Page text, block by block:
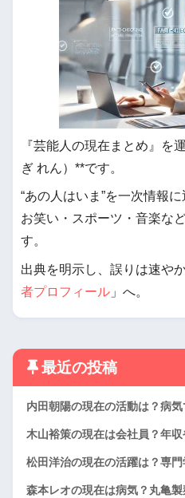
『芸能人の現在まとめ』を
ぎ れん）**です。
“あの人はいま”を一次情報
お笑い・スポーツ・音楽な
す。
出典を明示し、誤りは速や
者プロフィール 」へ。
最近の投稿
内田朝陽の現在の活動は？病
木山裕策の現在は会社員？年
松田洋治の現在の活躍は？専
森本レオの現在は病気？丸亀